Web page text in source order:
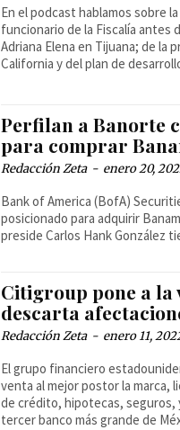
En el podcast hablamos sobre
funcionario de la Fiscalía antes
Adriana Elena en Tijuana; de la
California y del plan de
Perfilan a Banorte
para comprar
Redacción Zeta - enero 20,
Bank of America (BofA)
posicionado para adquirir
preside Carlos Hank González
Citigroup pone a la
descarta
Redacción Zeta - enero 11,
El grupo financiero
venta al mejor postor la marca,
de crédito, hipotecas, seguros,
tercer banco más grande de